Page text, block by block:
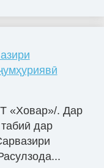
«Ховар»/. Дар
дар